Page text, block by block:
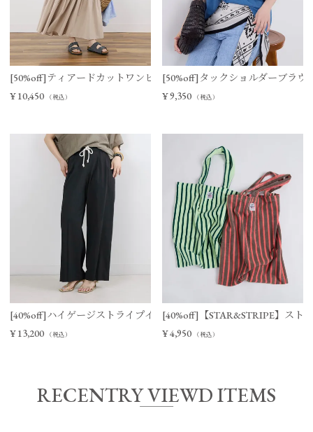
[50%off]ティアードカットワンピース
¥ 10,450 （税込）
[50%off]タックショルダーブラウ
¥9,350 （税込）
[40%off]ハイゲージストライプイージーパンツ
¥ 13,200 （税込）
[40%off]【STAR&STRIPE】スト
¥4,950 （税込）
RECENTRY VIEWD ITEMS